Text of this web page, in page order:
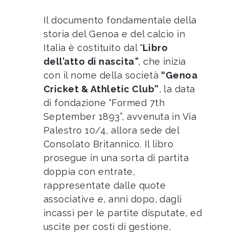
Il documento fondamentale della
storia del Genoa e del calcio in
Italia è costituito dal "Libro
dell’atto di nascita", che inizia
con il nome della società “Genoa
Cricket & Athletic Club”, la data
di fondazione “Formed 7th
September 1893”, avvenuta in Via
Palestro 10/4, allora sede del
Consolato Britannico. Il libro
prosegue in una sorta di partita
doppia con entrate,
rappresentate dalle quote
associative e, anni dopo, dagli
incassi per le partite disputate, ed
uscite per costi di gestione,